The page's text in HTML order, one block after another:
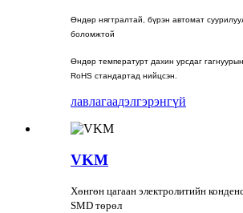
Өндөр нягтралтай, бүрэн автомат
боломжтой
Өндөр температурт дахин урсдаг гагнуурын
RoHS стандартад нийцсэн.
лавлагаадэлгэрэнгүй
VKM
Хөнгөн цагаан электролитийн
SMD төрөл